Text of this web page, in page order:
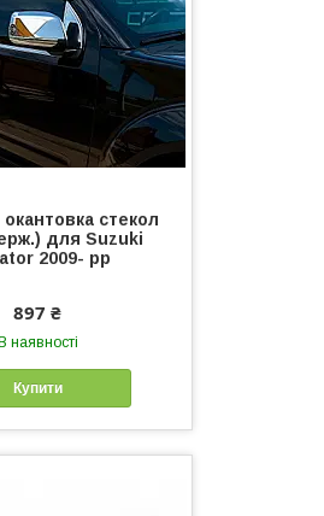
стекол
для Suzuki
2009- рр
897 ₴
наявності
Купити